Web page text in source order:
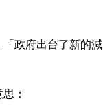
「政府出台了新的減
：